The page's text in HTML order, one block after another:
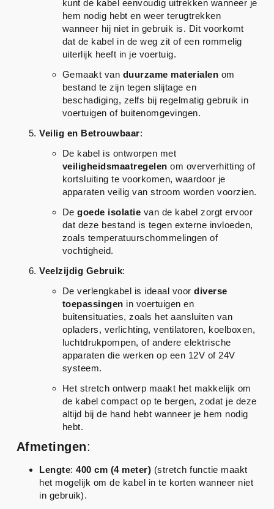
kunt de kabel eenvoudig uitrekken wanneer je
hem nodig hebt en weer terugtrekken
wanneer hij niet in gebruik is. Dit voorkomt
dat de kabel in de weg zit of een rommelig
uiterlijk heeft in je voertuig.
Gemaakt van duurzame materialen om
bestand te zijn tegen slijtage en
beschadiging, zelfs bij regelmatig gebruik in
voertuigen of buitenomgevingen.
Veilig en Betrouwbaar:
De kabel is ontworpen met
veiligheidsmaatregelen om oververhitting of
kortsluiting te voorkomen, waardoor je
apparaten veilig van stroom worden voorzien.
Degoede isolatie van de kabel zorgt ervoor
dat deze bestand is tegen externe invloeden,
zoals temperatuurschommelingen of
vochtigheid.
Veelzijdig Gebruik:
De verlengkabel is ideaal voordiverse
toepassingen in voertuigen en
buitensituaties, zoals het aansluiten van
opladers, verlichting, ventilatoren, koelboxen,
luchtdrukpompen, of andere elektrische
apparaten die werken op een 12V of 24V
systeem.
Het stretch ontwerp maakt het makkelijk om
de kabel compact op te bergen, zodat je deze
altijd bij de hand hebt wanneer je hem nodig
hebt.
Afmetingen:
Lengte:400 cm (4 meter) (stretch functie maakt
het mogelijk om de kabel in te korten wanneer niet
in gebruik).